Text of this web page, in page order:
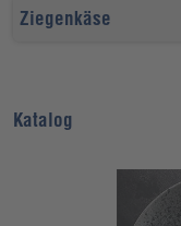
Ziegenkäse
Katalog